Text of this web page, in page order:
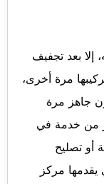
إلا بعد تجفيف
مرة أخرى،
جاهز مرة
من خدمة في
أو تصليح
يقدمها مركز